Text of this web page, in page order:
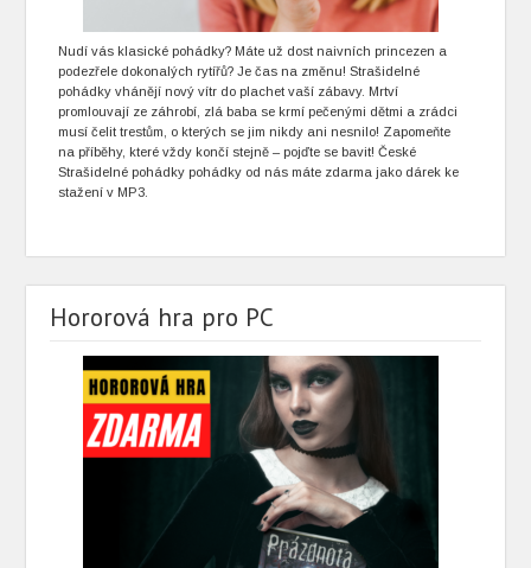
Nudí vás klasické pohádky? Máte už dost naivních princezen a
podezřele dokonalých rytířů? Je čas na změnu! Strašidelné
pohádky vhánějí nový vítr do plachet vaší zábavy. Mrtví
promlouvají ze záhrobí, zlá baba se krmí pečenými dětmi a zrádci
musí čelit trestům, o kterých se jim nikdy ani nesnilo! Zapomeňte
na příběhy, které vždy končí stejně – pojďte se bavit! České
Strašidelné pohádky pohádky od nás máte zdarma jako dárek ke
stažení v MP3.
Hororová hra pro PC